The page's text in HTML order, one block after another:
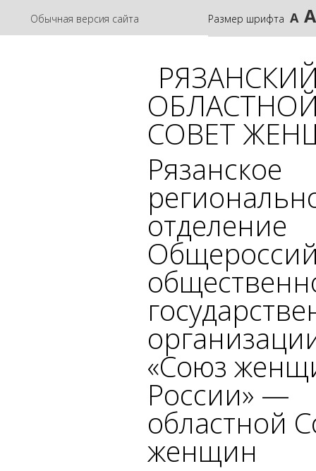
Обычная версия сайта Размер шрифта А А
СОВЕТ
Рязанское
отделение
«Союз
России» —
областной
женщин